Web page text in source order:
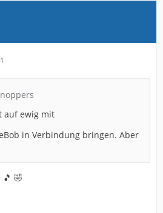
auf ewig mit
in Verbindung bringen. Aber
🤣